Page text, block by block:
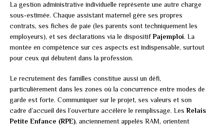
La gestion administrative individuelle représente une autre charge
sous-estimée. Chaque assistant maternel gère ses propres
contrats, ses fiches de paie (les parents sont techniquement les
employeurs), et ses déclarations via le dispositifPajemploi. La
montée en compétence sur ces aspects est indispensable, surtout
pour ceux qui débutent dans la profession.
Le recrutement des familles constitue aussi un défi,
particulièrement dans les zones où la concurrence entre modes de
garde est forte. Communiquer sur le projet, ses valeurs et son
cadre d’accueil dès l’ouverture accélère le remplissage. LesRelais
Petite Enfance (RPE), anciennement appelés RAM, orientent